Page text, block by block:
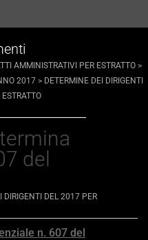
AMMINISTRATIVI PER ESTRATTO >
2017 > DETERMINE DEI DIRIGENTI
del
DIRIGENTI DEL 2017 PER
n. 607 del